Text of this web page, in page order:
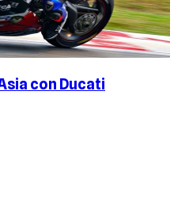
con Ducati